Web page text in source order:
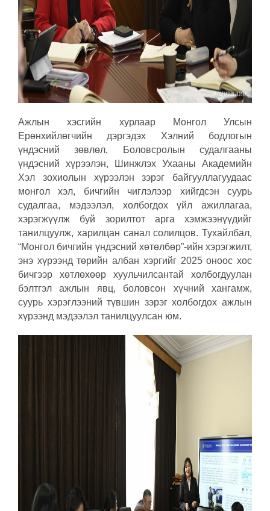
Ажлын хэсгийн хурлаар Монгол Улсын
Ерөнхийлөгчийн дэргэдэх Хэлний бодлогын
үндэсний зөвлөл, Боловсролын судалгааны
үндэсний хүрээлэн, Шинжлэх Ухааны Академийн
Хэл зохиолын хүрээлэн зэрэг байгууллагуудаас
монгол хэл, бичгийн чиглэлээр хийгдсэн суурь
судалгаа, мэдээлэл, холбогдох үйл ажиллагаа,
хэрэгжүүлж буй зорилтот арга хэмжээнүүдийг
танилцуулж, харилцан санал солилцов. Тухайлбал,
“Монгол бичгийн үндэсний хөтөлбөр”-ийн хэрэгжилт,
энэ хүрээнд төрийн албан хэргийг 2025 оноос хос
бичгээр хөтлөхөөр хуульчилсантай холбогдуулан
бэлтгэл ажлын явц, боловсон хүчний хангамж,
суурь хэрэглээний түвшин зэрэг холбогдох ажлын
хүрээнд мэдээлэл танилцуулсан юм.